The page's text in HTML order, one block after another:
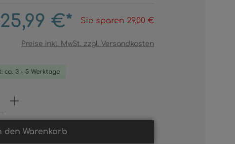
25,99 €* Sie sparen 29,00 €
Preise inkl. MwSt. zzgl. Versandkosten
ca. 3 - 5 Werktage
Gib den gewünschten Wert ein
den Warenkorb